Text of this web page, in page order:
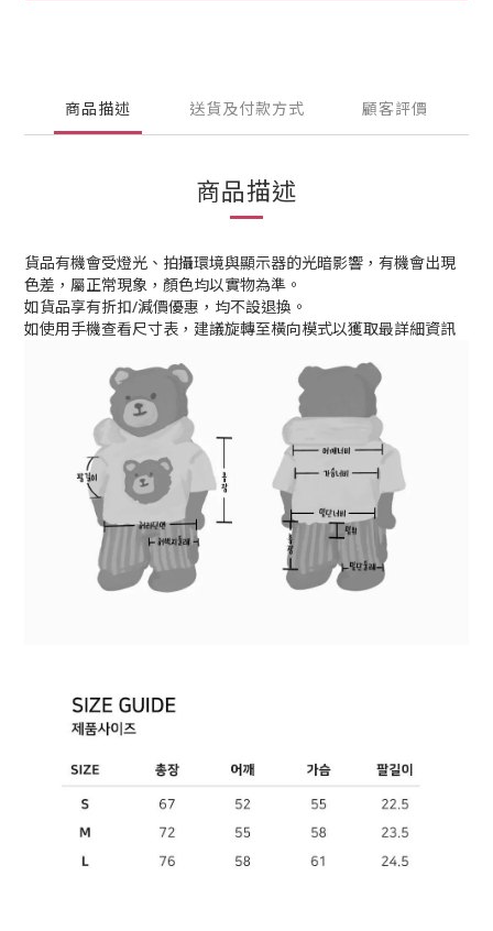
商品描述 送貨及付款方式 顧客評價
商品描述
貨品有機會受燈光、拍攝環境與顯示器的光暗影響，有機會出現
色差，屬正常現象，顏色均以實物為準。
如貨品享有折扣/減價優惠，均不設退換。
如使用手機查看尺寸表，建議旋轉至橫向模式以獲取最詳細資訊